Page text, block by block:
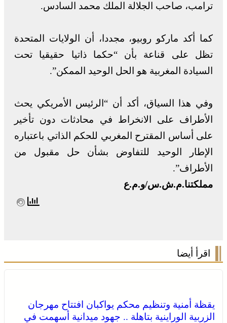
ترامب، صاحب الجلالة الملك محمد السادس.
كما أكد ماركو روبيو، مجددا، أن الولايات المتحدة
تظل على قناعة بأن “حكما ذاتيا حقيقيا تحت
السيادة المغربية هو الحل الوحيد الممكن”.
وفي هذا السياق، أكد أن “الرئيس الأمريكي يحث
الأطراف على الانخراط في محادثات دون تأخير
على أساس المقترح المغربي للحكم الذاتي باعتباره
الإطار الوحيد للتفاوض بشأن حل مقبول من
الأطراف”.
مملكتنا.م.ش.س/و.م.ع
اقرأ أيضا
يقظة أمنية وتنظيم محكم يواكبان افتتاح مهرجان
الزربية الوراينية بتاهلة .. جهود ميدانية أسهمت في